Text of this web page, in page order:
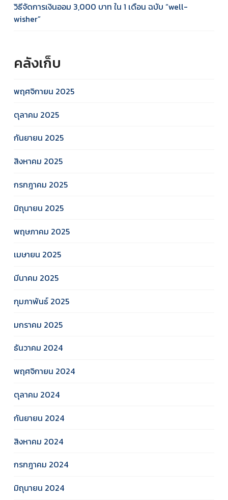
วิธีจัดการเงินออม 3,000 บาท ใน 1 เดือน ฉบับ “well-
wisher”
คลังเก็บ
พฤศจิกายน 2025
ตุลาคม 2025
กันยายน 2025
สิงหาคม 2025
กรกฎาคม 2025
มิถุนายน 2025
พฤษภาคม 2025
เมษายน 2025
มีนาคม 2025
กุมภาพันธ์ 2025
มกราคม 2025
ธันวาคม 2024
พฤศจิกายน 2024
ตุลาคม 2024
กันยายน 2024
สิงหาคม 2024
กรกฎาคม 2024
มิถุนายน 2024